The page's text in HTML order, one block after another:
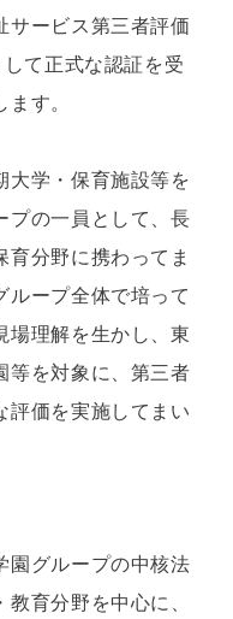
サービス第三者評価
て正式な認証を受
す。
大学・保育施設等を
プの一員として、長
分野に携わってま
ループ全体で培って
場理解を生かし、東
等を対象に、第三者
評価を実施してまい
園グループの中核法
育分野を中心に、